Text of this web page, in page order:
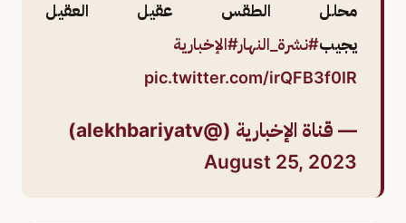
محلل الطقس عقيل العقيل
يجيب#نشرة_النهار#الإخبارية
pic.twitter.com/irQFB3f0IR
— قناة الإخبارية (@alekhbariyatv)
August 25, 2023